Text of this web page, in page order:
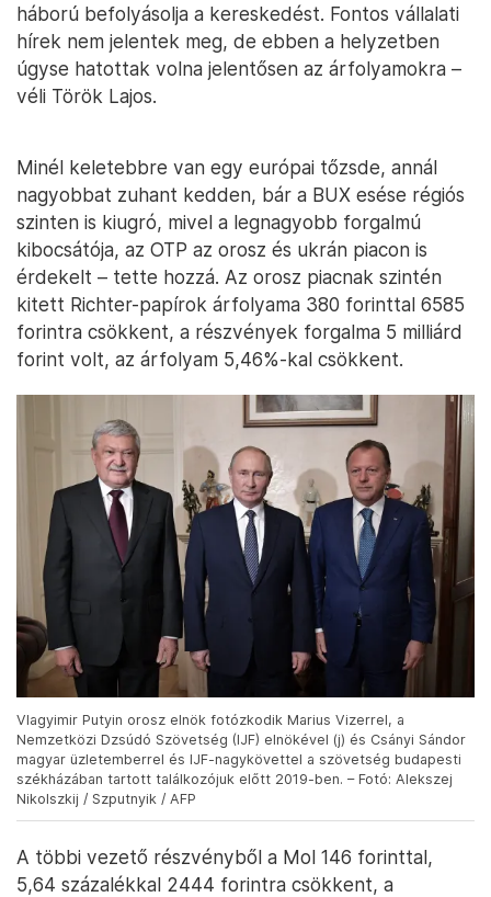
háború befolyásolja a kereskedést. Fontos vállalati
hírek nem jelentek meg, de ebben a helyzetben
úgyse hatottak volna jelentősen az árfolyamokra –
véli Török Lajos.
Minél keletebbre van egy európai tőzsde, annál
nagyobbat zuhant kedden, bár a BUX esése régiós
szinten is kiugró, mivel a legnagyobb forgalmú
kibocsátója, az OTP az orosz és ukrán piacon is
érdekelt – tette hozzá. Az orosz piacnak szintén
kitett Richter-papírok árfolyama 380 forinttal 6585
forintra csökkent, a részvények forgalma 5 milliárd
forint volt, az árfolyam 5,46%-kal csökkent.
Vlagyimir Putyin orosz elnök fotózkodik Marius Vizerrel, a
Nemzetközi Dzsúdó Szövetség (IJF) elnökével (j) és Csányi Sándor
magyar üzletemberrel és IJF-nagykövettel a szövetség budapesti
székházában tartott találkozójuk előtt 2019-ben. – Fotó: Alekszej
Nikolszkij / Szputnyik / AFP
A többi vezető részvényből a Mol 146 forinttal,
5,64 százalékkal 2444 forintra csökkent, a